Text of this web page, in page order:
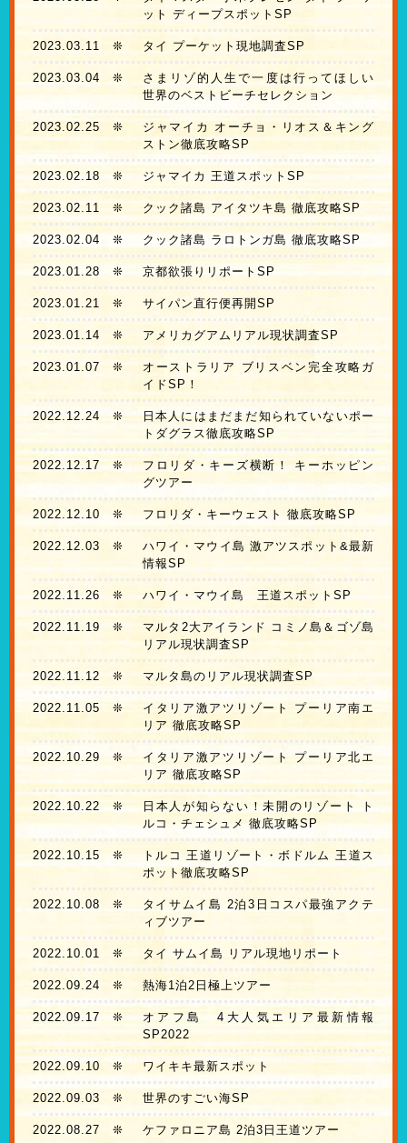
ット ディープスポットSP
2023.03.11 ❊ タイ プーケット現地調査SP
2023.03.04 ❊
さまリゾ的人生で一度は行ってほしい
世界のベストビーチセレクション
2023.02.25 ❊
ジャマイカ オーチョ・リオス＆キング
ストン徹底攻略SP
2023.02.18❊ ジャマイカ 王道スポットSP
2023.02.11 ❊ クック諸島 アイタツキ島 徹底攻略SP
2023.02.04 ❊ クック諸島 ラロトンガ島 徹底攻略SP
2023.01.28 ❊ 京都欲張りリポートSP
2023.01.21 ❊ サイパン直行便再開SP
2023.01.14 ❊ アメリカグアムリアル現状調査SP
2023.01.07 ❊
オーストラリア ブリスベン完全攻略ガ
イドSP！
2022.12.24❊
日本人にはまだまだ知られていないポー
トダグラス徹底攻略SP
2022.12.17❊
フロリダ・キーズ横断！ キーホッピン
グツアー
2022.12.10 ❊ フロリダ・キーウェスト 徹底攻略SP
2022.12.03 ❊
ハワイ・マウイ島 激アツスポット&最新
情報SP
2022.11.26 ❊ ハワイ・マウイ島 王道スポットSP
2022.11.19 ❊
マルタ2大アイランド コミノ島＆ゴゾ島
リアル現状調査SP
2022.11.12❊ マルタ島のリアル現状調査SP
2022.11.05 ❊
イタリア激アツリゾート プーリア南エ
リア 徹底攻略SP
2022.10.29❊
イタリア激アツリゾート プーリア北エ
リア 徹底攻略SP
2022.10.22 ❊
日本人が知らない！未開のリゾート ト
ルコ・チェシュメ 徹底攻略SP
2022.10.15 ❊
トルコ 王道リゾート・ボドルム 王道ス
ポット徹底攻略SP
2022.10.08 ❊
タイサムイ島 2泊3日コスパ最強アクテ
ィブツアー
2022.10.01 ❊ タイ サムイ島 リアル現地リポート
2022.09.24 ❊ 熱海1泊2日極上ツアー
2022.09.17 ❊
オアフ島 4大人気エリア最新情報
SP2022
2022.09.10 ❊ ワイキキ最新スポット
2022.09.03 ❊ 世界のすごい海SP
2022.08.27 ❊ ケファロニア島 2泊3日王道ツアー